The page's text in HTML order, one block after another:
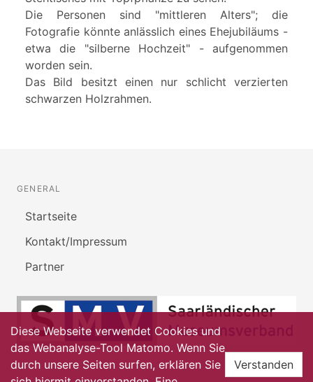
Die Personen sind "mittleren Alters"; die
Fotografie könnte anlässlich eines Ehejubiläums -
etwa die "silberne Hochzeit" - aufgenommen
worden sein.
Das Bild besitzt einen nur schlicht verzierten
schwarzen Holzrahmen.
GENERAL
Startseite
Kontakt/Impressum
Partner
Diese Webseite verwendet Cookies und
das Webanalyse-Tool Matomo. Wenn Sie
durch unsere Seiten surfen, erklären Sie
Verstanden